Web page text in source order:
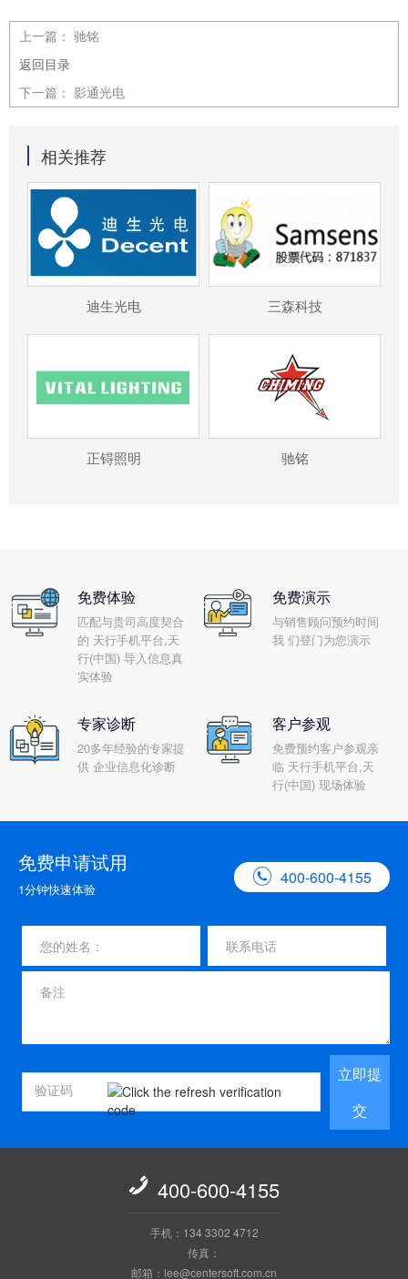
上一篇： 驰铭
返回目录
下一篇： 影通光电
相关推荐
迪生光电 三森科技
正锝照明 驰铭
免费体验
匹配与贵司高度契合
的 天行手机平台,天
行(中国) 导入信息真
实体验
免费演示
与销售顾问预约时间
我 们登门为您演示
专家诊断
20多年经验的专家提
供 企业信息化诊断
客户参观
免费预约客户参观亲
临 天行手机平台,天
行(中国) 现场体验
免费申请试用
1分钟快速体验
 400-600-4155
立即提
交
 400-600-4155
手机：134 3302 4712
传真：
邮箱：lee@centersoft.com.cn